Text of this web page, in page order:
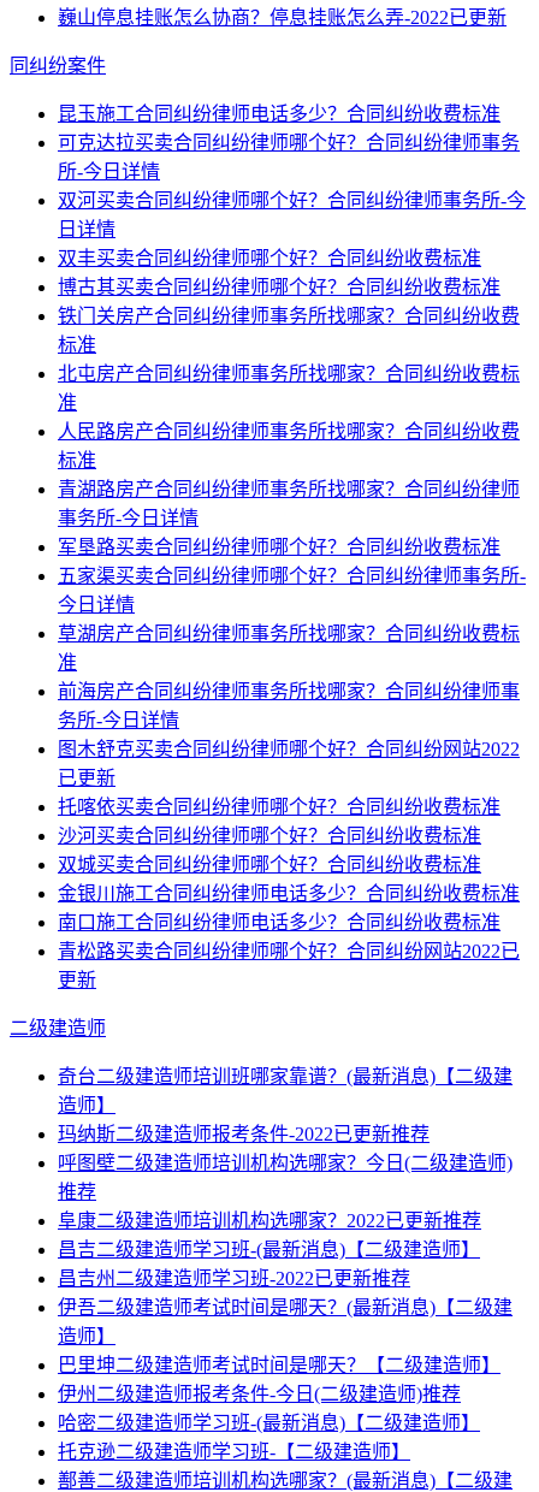
巍山停息挂账怎么协商？停息挂账怎么弄-2022已更新
同纠纷案件
昆玉施工合同纠纷律师电话多少？合同纠纷收费标准
可克达拉买卖合同纠纷律师哪个好？合同纠纷律师事务
所-今日详情
双河买卖合同纠纷律师哪个好？合同纠纷律师事务所-今
日详情
双丰买卖合同纠纷律师哪个好？合同纠纷收费标准
博古其买卖合同纠纷律师哪个好？合同纠纷收费标准
铁门关房产合同纠纷律师事务所找哪家？合同纠纷收费
标准
北屯房产合同纠纷律师事务所找哪家？合同纠纷收费标
准
人民路房产合同纠纷律师事务所找哪家？合同纠纷收费
标准
青湖路房产合同纠纷律师事务所找哪家？合同纠纷律师
事务所-今日详情
军垦路买卖合同纠纷律师哪个好？合同纠纷收费标准
五家渠买卖合同纠纷律师哪个好？合同纠纷律师事务所-
今日详情
草湖房产合同纠纷律师事务所找哪家？合同纠纷收费标
准
前海房产合同纠纷律师事务所找哪家？合同纠纷律师事
务所-今日详情
图木舒克买卖合同纠纷律师哪个好？合同纠纷网站2022
已更新
托喀依买卖合同纠纷律师哪个好？合同纠纷收费标准
沙河买卖合同纠纷律师哪个好？合同纠纷收费标准
双城买卖合同纠纷律师哪个好？合同纠纷收费标准
金银川施工合同纠纷律师电话多少？合同纠纷收费标准
南口施工合同纠纷律师电话多少？合同纠纷收费标准
青松路买卖合同纠纷律师哪个好？合同纠纷网站2022已
更新
二级建造师
奇台二级建造师培训班哪家靠谱？(最新消息)【二级建
造师】
玛纳斯二级建造师报考条件-2022已更新推荐
呼图壁二级建造师培训机构选哪家？今日(二级建造师)
推荐
阜康二级建造师培训机构选哪家？2022已更新推荐
昌吉二级建造师学习班-(最新消息)【二级建造师】
昌吉州二级建造师学习班-2022已更新推荐
伊吾二级建造师考试时间是哪天？(最新消息)【二级建
造师】
巴里坤二级建造师考试时间是哪天？【二级建造师】
伊州二级建造师报考条件-今日(二级建造师)推荐
哈密二级建造师学习班-(最新消息)【二级建造师】
托克逊二级建造师学习班-【二级建造师】
鄯善二级建造师培训机构选哪家？(最新消息)【二级建